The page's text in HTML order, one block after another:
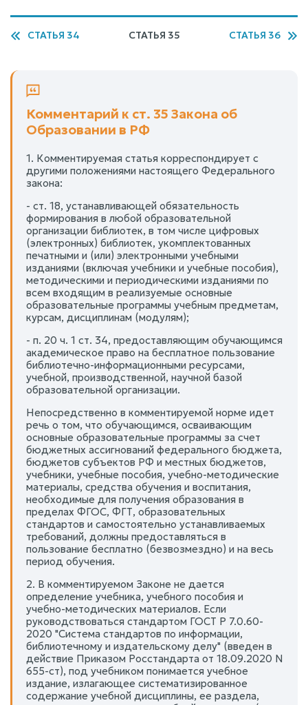
СТАТЬЯ 34 СТАТЬЯ 35 СТАТЬЯ 36
Комментарий к ст. 35 Закона об
Образовании в РФ
1. Комментируемая статья корреспондирует с
другими положениями настоящего Федерального
закона:
- ст. 18, устанавливающей обязательность
формирования в любой образовательной
организации библиотек, в том числе цифровых
(электронных) библиотек, укомплектованных
печатными и (или) электронными учебными
изданиями (включая учебники и учебные пособия),
методическими и периодическими изданиями по
всем входящим в реализуемые основные
образовательные программы учебным предметам,
курсам, дисциплинам (модулям);
- п. 20 ч. 1 ст. 34, предоставляющим обучающимся
академическое право на бесплатное пользование
библиотечно-информационными ресурсами,
учебной, производственной, научной базой
образовательной организации.
Непосредственно в комментируемой норме идет
речь о том, что обучающимся, осваивающим
основные образовательные программы за счет
бюджетных ассигнований федерального бюджета,
бюджетов субъектов РФ и местных бюджетов,
учебники, учебные пособия, учебно-методические
материалы, средства обучения и воспитания,
необходимые для получения образования в
пределах ФГОС, ФГТ, образовательных
стандартов и самостоятельно устанавливаемых
требований, должны предоставляться в
пользование бесплатно (безвозмездно) и на весь
период обучения.
2. В комментируемом Законе не дается
определение учебника, учебного пособия и
учебно-методических материалов. Если
руководствоваться стандартом ГОСТ Р 7.0.60-
2020 "Система стандартов по информации,
библиотечному и издательскому делу" (введен в
действие Приказом Росстандарта от 18.09.2020 N
655-ст), под учебником понимается учебное
издание, излагающее систематизированное
содержание учебной дисциплины, ее раздела,